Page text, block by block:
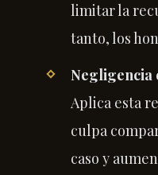
limitar la
tanto, los
Negligencia
Aplica esta
culpa
caso y